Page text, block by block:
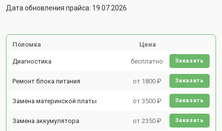
Дата обновления прайса: 19.07.2026
Поломка Цена
Диагностика бесплатно Заказать
Ремонт блока питания от 1800 ₽ Заказать
Замена материнской платы от 3500 ₽ Заказать
Замена аккумулятора от 2350 ₽ Заказать